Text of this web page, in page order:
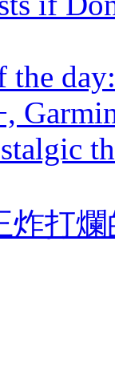
the
打爛